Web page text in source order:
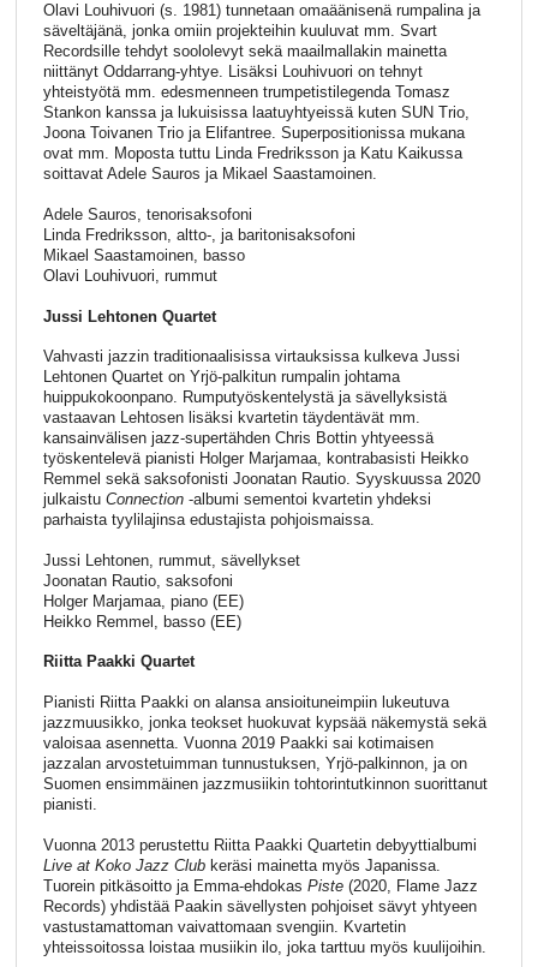
Olavi Louhivuori (s. 1981) tunnetaan omaäänisenä rumpalina ja
säveltäjänä, jonka omiin projekteihin kuuluvat mm. Svart
Recordsille tehdyt soololevyt sekä maailmallakin mainetta
niittänyt Oddarrang-yhtye. Lisäksi Louhivuori on tehnyt
yhteistyötä mm. edesmenneen trumpetistilegenda Tomasz
Stankon kanssa ja lukuisissa laatuyhtyeissä kuten SUN Trio,
Joona Toivanen Trio ja Elifantree. Superpositionissa mukana
ovat mm. Moposta tuttu Linda Fredriksson ja Katu Kaikussa
soittavat Adele Sauros ja Mikael Saastamoinen.
Adele Sauros, tenorisaksofoni
Linda Fredriksson, altto-, ja baritonisaksofoni
Mikael Saastamoinen, basso
Olavi Louhivuori, rummut
Jussi Lehtonen Quartet
Vahvasti jazzin traditionaalisissa virtauksissa kulkeva Jussi
Lehtonen Quartet on Yrjö-palkitun rumpalin johtama
huippukokoonpano. Rumputyöskentelystä ja sävellyksistä
vastaavan Lehtosen lisäksi kvartetin täydentävät mm.
kansainvälisen jazz-supertähden Chris Bottin yhtyeessä
työskentelevä pianisti Holger Marjamaa, kontrabasisti Heikko
Remmel sekä saksofonisti Joonatan Rautio. Syyskuussa 2020
julkaistu Connection-albumi sementoi kvartetin yhdeksi
parhaista tyylilajinsa edustajista pohjoismaissa.
Jussi Lehtonen, rummut, sävellykset
Joonatan Rautio, saksofoni
Holger Marjamaa, piano (EE)
Heikko Remmel, basso (EE)
Riitta Paakki Quartet
Pianisti Riitta Paakki on alansa ansioituneimpiin lukeutuva
jazzmuusikko, jonka teokset huokuvat kypsää näkemystä sekä
valoisaa asennetta. Vuonna 2019 Paakki sai kotimaisen
jazzalan arvostetuimman tunnustuksen, Yrjö-palkinnon, ja on
Suomen ensimmäinen jazzmusiikin tohtorintutkinnon suorittanut
pianisti.
Vuonna 2013 perustettu Riitta Paakki Quartetin debyyttialbumi
Live at Koko Jazz Clubkeräsi mainetta myös Japanissa.
Tuorein pitkäsoitto ja Emma-ehdokas Piste(2020, Flame Jazz
Records) yhdistää Paakin sävellysten pohjoiset sävyt yhtyeen
vastustamattoman vaivattomaan svengiin. Kvartetin
yhteissoitossa loistaa musiikin ilo, joka tarttuu myös kuulijoihin.